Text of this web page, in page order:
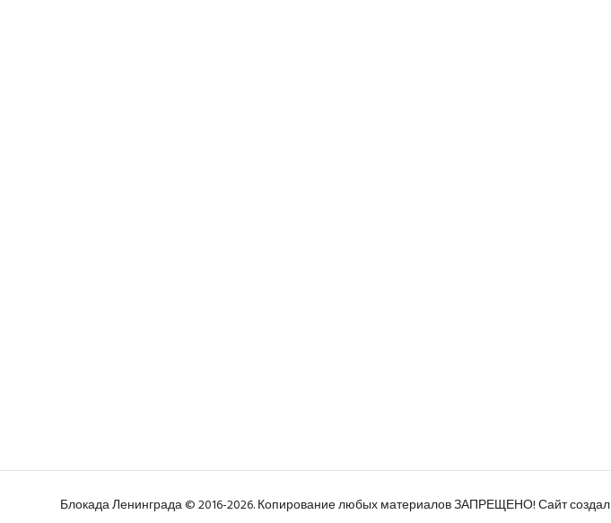
Блокада Ленинграда © 2016-2026. Копирование любых материалов ЗАПРЕЩЕНО! Сайт создал